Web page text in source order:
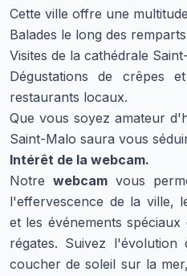
Cette ville offre une
Balades le long des
Visites de la cathédrale
Dégustations de crêpes
restaurants locaux.
Que vous soyez amateur
Saint-Malo saura vous
Intérêt de la webcam.
Notre webcam vous
l'effervescence de la ville,
et les événements
régates. Suivez l'évolution
coucher de soleil sur la